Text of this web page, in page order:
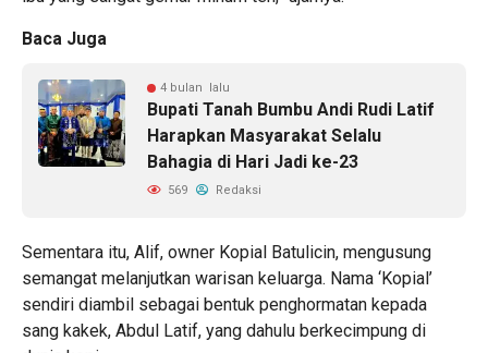
Baca Juga
4 bulan lalu
Bupati Tanah Bumbu Andi Rudi Latif
Harapkan Masyarakat Selalu
Bahagia di Hari Jadi ke-23
569 Redaksi
Sementara itu, Alif, owner Kopial Batulicin, mengusung
semangat melanjutkan warisan keluarga. Nama ‘Kopial’
sendiri diambil sebagai bentuk penghormatan kepada
sang kakek, Abdul Latif, yang dahulu berkecimpung di